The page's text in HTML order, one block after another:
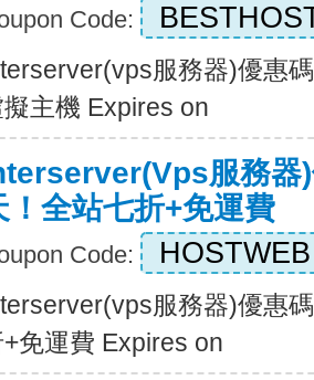
Code:
服務器)優惠
擬主機 Expires on
服務器
！全站七折+免運費
Code: HOSTWEB
服務器)優惠
免運費 Expires on